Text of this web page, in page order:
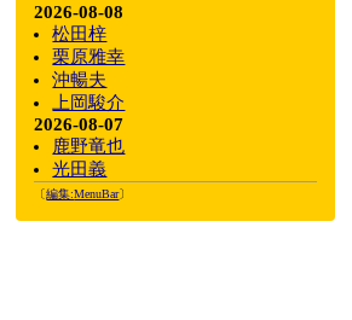
2026-08-08
松田梓
栗原雅幸
沖暢夫
上岡駿介
2026-08-07
鹿野竜也
光田義
〔編集:MenuBar〕